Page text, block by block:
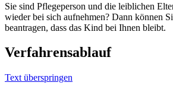
Sie sind Pflegeperson und die leiblichen
wieder bei sich aufnehmen? Dann können
beantragen, dass das Kind bei Ihnen bleibt.
Verfahrensablauf
Text überspringen